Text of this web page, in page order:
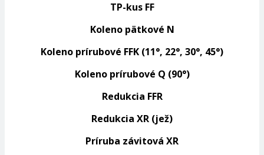
TP-kus FF
Koleno pätkové N
Koleno prírubové FFK (11°, 22°, 30°, 45°)
Koleno prírubové Q (90°)
Redukcia FFR
Redukcia XR (jež)
Príruba závitová XR